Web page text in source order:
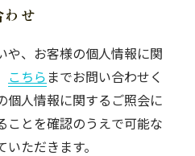
せ
や、お客様の個人情報に関
こちら までお問い合わせく
個人情報に関するご照会に
ことを確認のうえで可能な
ただきます。